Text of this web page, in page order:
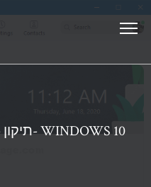
תיקון - מצלמת זום אינה פועלת ב- WINDOWS 10